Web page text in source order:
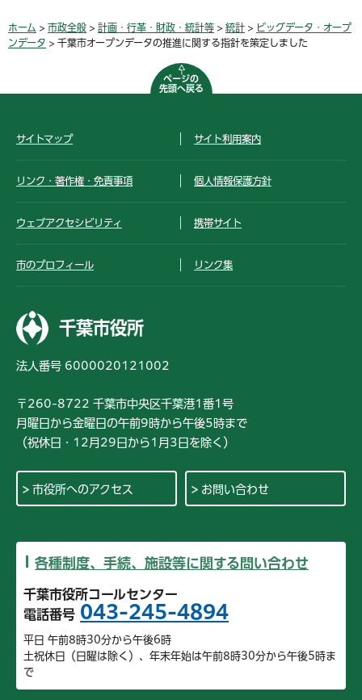
ホーム > 市政全般 > 計画・行革・財政・統計等 > 統計 > ビッグデータ・オープ
ンデータ > 千葉市オープンデータの推進に関する指針を策定しました
ページの
先頭へ戻る
サイトマップ サイト利用案内
リンク・著作権・免責事項 個人情報保護方針
ウェブアクセシビリティ 携帯サイト
市のプロフィール リンク集
千葉市役所
法人番号 6000020121002
〒260-8722 千葉市中央区千葉港1番1号
月曜日から金曜日の午前9時から午後5時まで
（祝休日・12月29日から1月3日を除く）
市役所へのアクセス お問い合わせ
各種制度、手続、施設等に関する問い合わせ
千葉市役所コールセンター
電話番号 043-245-4894
平日 午前8時30分から午後6時
土祝休日（日曜は除く）、年末年始は午前8時30分から午後5時ま
で